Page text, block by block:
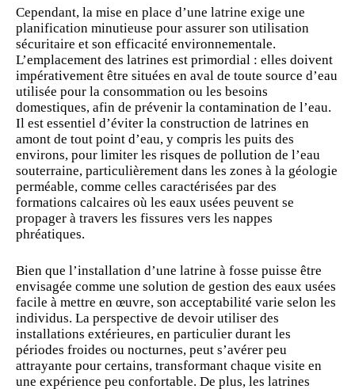
Cependant, la mise en place d’une latrine exige une
planification minutieuse pour assurer son utilisation
sécuritaire et son efficacité environnementale.
L’emplacement des latrines est primordial : elles doivent
impérativement être situées en aval de toute source d’eau
utilisée pour la consommation ou les besoins
domestiques, afin de prévenir la contamination de l’eau.
Il est essentiel d’éviter la construction de latrines en
amont de tout point d’eau, y compris les puits des
environs, pour limiter les risques de pollution de l’eau
souterraine, particulièrement dans les zones à la géologie
perméable, comme celles caractérisées par des
formations calcaires où les eaux usées peuvent se
propager à travers les fissures vers les nappes
phréatiques.
Bien que l’installation d’une latrine à fosse puisse être
envisagée comme une solution de gestion des eaux usées
facile à mettre en œuvre, son acceptabilité varie selon les
individus. La perspective de devoir utiliser des
installations extérieures, en particulier durant les
périodes froides ou nocturnes, peut s’avérer peu
attrayante pour certains, transformant chaque visite en
une expérience peu confortable. De plus, les latrines